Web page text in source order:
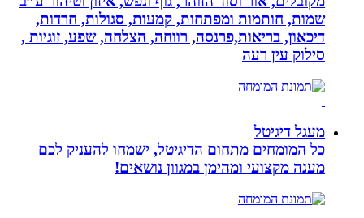
שמות, חותמות ומפתחות, קמעות, סגולות, חרדות,
דיכאון, בריאות,פרנסה, רווחה, הצלחה, שפע, זוגיות ,
סילוק עין רעה
מעגל דיגיטל
כל המומחים מתחום הדיגיטל, ישמחו להעניק לכם
מענה מקצועי ומהימן במגוון נושאים!